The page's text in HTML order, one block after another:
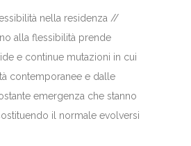
nella residenza //
alla flessibilità prende
e continue mutazioni in cui
contemporanee e dalle
emergenza che stanno
il normale evolversi